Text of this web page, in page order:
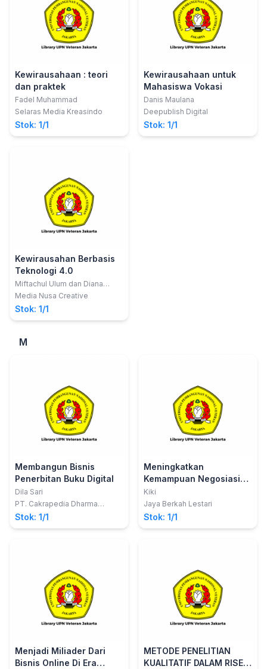
Kewirausahaan : teori
dan praktek
Fadel Muhammad
Selaras Media Kreasindo
Stok: 1/1
Kewirausahaan untuk
Mahasiswa Vokasi
Danis Maulana
Deepublish Digital
Stok: 1/1
Kewirausahan Berbasis
Teknologi 4.0
Miftachul Ulum dan Diana
Rahmawati
Media Nusa Creative
Stok: 1/1
M
Membangun Bisnis
Penerbitan Buku Digital
Dila Sari
PT. Cakrapedia Dharma
Nusantara
Stok: 1/1
Meningkatkan
Kemampuan Negosiasi
Untuk Keberhasilan
dalam Bisnis dan
Kehidupan
Kiki
Jaya Berkah Lestari
Stok: 1/1
Menjadi Miliader Dari
Bisnis Online Di Era
METODE PENELITIAN
KUALITATIF DALAM RISET